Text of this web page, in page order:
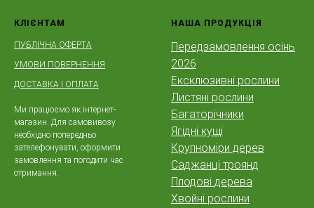
КЛІЄНТАМ
ПУБЛІЧНА ОФЕРТА
УМОВИ ПОВЕРНЕННЯ
ДОСТАВКА І ОПЛАТА
Ми працюємо як інтернет-
магазин. Для самовивозу
необхідно попередньо
зателефонувати, оформити
замовлення та погодити час
отримання.
НАША ПРОДУКЦІЯ
Передзамовлення осінь
2026
Ексклюзивні рослини
Листяні рослини
Багаторічники
Ягідні кущі
Крупноміри дерев
Саджанці троянд
Плодові дерева
Хвойні рослини